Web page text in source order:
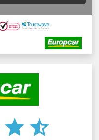
star star_half